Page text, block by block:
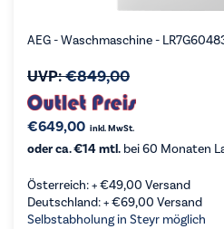
AEG - Waschmaschine -
UVP:€849,00
€649,00 inkl. MwSt.
oder ca. €14 mtl. bei 60 Monaten
Österreich: +€49,00 Versand
Deutschland: +€69,00 Versand
Selbstabholung in Steyr möglich